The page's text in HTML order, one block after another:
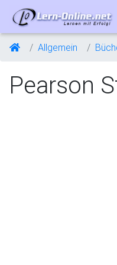
Allgemein
Pearson